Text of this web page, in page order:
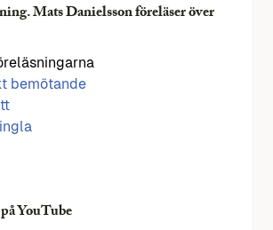
Mats Danielsson föreläser över
bemötande
YouTube